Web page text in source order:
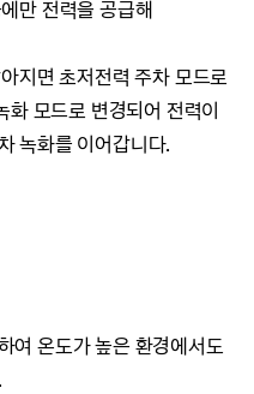
만 전력을 공급해
지면 초저전력 주차 모드로
화 모드로 변경되어 전력이
녹화를 이어갑니다.
여 온도가 높은 환경에서도